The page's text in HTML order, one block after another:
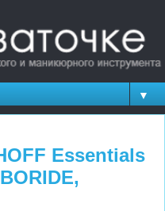
▼
Essentials